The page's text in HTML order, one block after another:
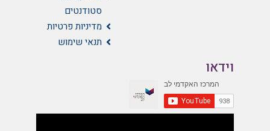
סטודנטים
מדיניות פרטיות
תנאי שימוש
וידאו